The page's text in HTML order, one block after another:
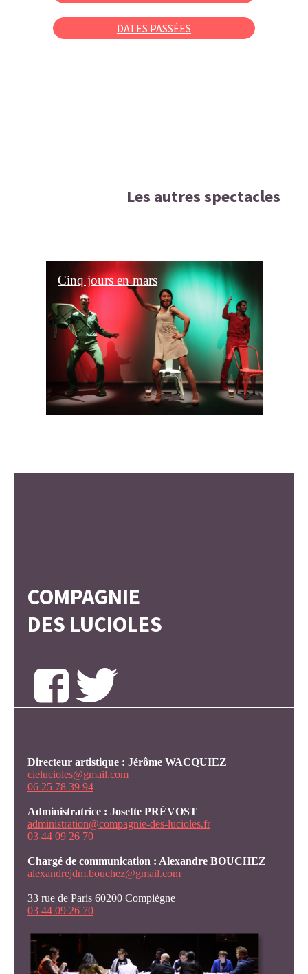
DATES PASSÉES
Les autres spectacles
Oubliés
COMPAGNIE
DES LUCIOLES
Directeur artistique : Jérôme WACQUIEZ
cielucioles@gmail.com
06 25 78 39 94
Administratrice : Josette PRÉVOST
administration@compagnie-des-lucioles.fr
03 44 09 26 70
Chargé de communication : Alexandre BOUCHEZ
alexandrejdm.bouchez@gmail.com
33 rue de Paris 60200 Compiègne
03 44 09 26 70